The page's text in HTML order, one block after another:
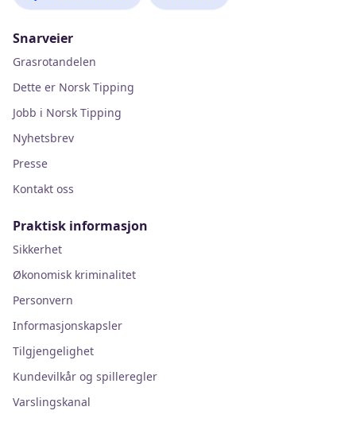
Snarveier
Grasrotandelen
Dette er Norsk Tipping
Jobb i Norsk Tipping
Nyhetsbrev
Presse
Kontakt oss
Praktisk informasjon
Sikkerhet
Økonomisk kriminalitet
Personvern
Informasjonskapsler
Tilgjengelighet
Kundevilkår og spilleregler
Varslingskanal